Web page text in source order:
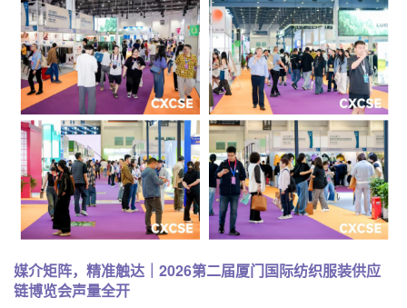
媒介矩阵，精准触达｜2026第二届厦门国际纺织服装供应
链博览会声量全开